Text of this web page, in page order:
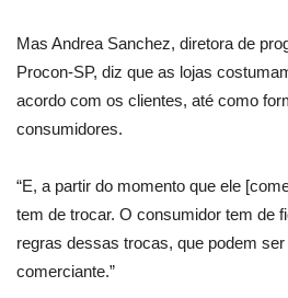
Mas Andrea Sanchez, diretora de
Procon-SP, diz que as lojas
acordo com os clientes, até como
consumidores.
“E, a partir do momento que ele
tem de trocar. O consumidor tem de
regras dessas trocas, que podem
comerciante.”